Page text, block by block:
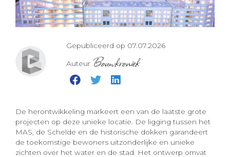
Gepubliceerd op 07.07.2026
Auteur Bouwkroniek
De herontwikkeling markeert een van de laatste grote
projecten op deze unieke locatie. De ligging tussen het
MAS, de Schelde en de historische dokken garandeert
de toekomstige bewoners uitzonderlijke en unieke
zichten over het water en de stad. Het ontwerp omvat